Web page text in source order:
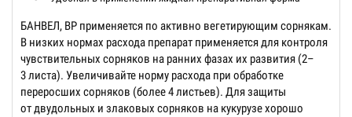
БАНВЕЛ, ВР применяется по активно вегетирующим сорнякам.
В низких нормах расхода препарат применяется для контроля
чувствительных сорняков на ранних фазах их развития (2–
3 листа). Увеличивайте норму расхода при обработке
переросших сорняков (более 4 листьев). Для защиты
от двудольных и злаковых сорняков на кукурузе хорошо